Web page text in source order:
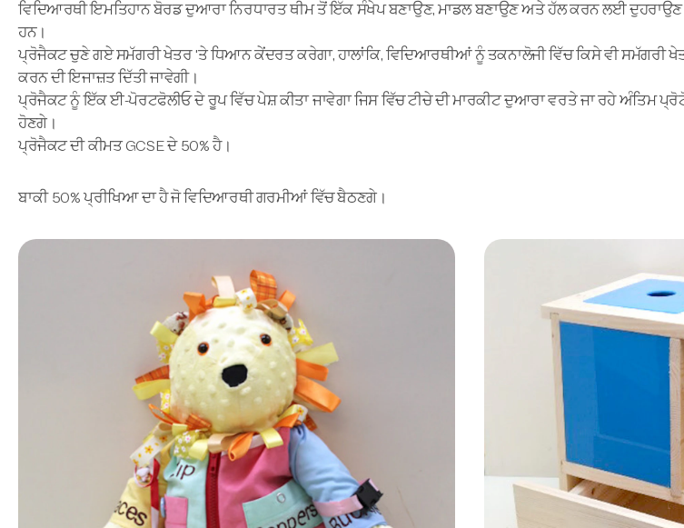
ਵਿਦਿਆਰਥੀ ਇਮਤਿਹਾਨ ਬੋਰਡ ਦੁਆਰਾ ਨਿਰਧਾਰਤ ਥੀਮ ਤੋਂ ਇੱਕ ਸੰਖੇਪ ਬਣਾਉਣ, ਮਾਡਲ ਬਣਾਉਣ ਅਤੇ ਹੱਲ ਕਰਨ ਲਈ
ਹਨ।
ਪ੍ਰੋਜੈਕਟ ਚੁਣੇ ਗਏ ਸਮੱਗਰੀ ਖੇਤਰ 'ਤੇ ਧਿਆਨ ਕੇਂਦਰਤ ਕਰੇਗਾ, ਹਾਲਾਂਕਿ, ਵਿਦਿਆਰਥੀਆਂ ਨੂੰ ਤਕਨਾਲੋਜੀ ਵਿੱਚ ਕਿਸੇ ਵੀ ਸਮੱਗਰੀ
ਕਰਨ ਦੀ ਇਜਾਜ਼ਤ ਦਿੱਤੀ ਜਾਵੇਗੀ।
ਪ੍ਰੋਜੈਕਟ ਨੂੰ ਇੱਕ ਈ-ਪੋਰਟਫੋਲੀਓ ਦੇ ਰੂਪ ਵਿੱਚ ਪੇਸ਼ ਕੀਤਾ ਜਾਵੇਗਾ ਜਿਸ ਵਿੱਚ ਟੀਚੇ ਦੀ ਮਾਰਕੀਟ ਦੁਆਰਾ ਵਰਤੇ ਜਾ ਰਹੇ ਅੰਤਿਮ
ਹੋਣਗੇ।
ਪ੍ਰੋਜੈਕਟ ਦੀ ਕੀਮਤ GCSE ਦੇ 50% ਹੈ।
ਬਾਕੀ 50% ਪ੍ਰੀਖਿਆ ਦਾ ਹੈ ਜੋ ਵਿਦਿਆਰਥੀ ਗਰਮੀਆਂ ਵਿੱਚ ਬੈਠਣਗੇ।